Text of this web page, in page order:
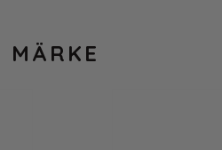
MÄRKE